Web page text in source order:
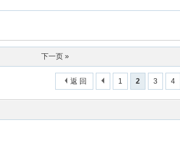
下一页 »
1 2 3 4
返 回